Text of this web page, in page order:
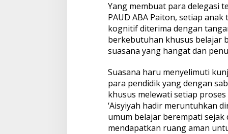
Yang membuat para delegasi
PAUD ABA Paiton, setiap
kognitif diterima dengan
berkebutuhan khusus belajar
suasana yang hangat dan
Suasana haru menyelimuti
para pendidik yang dengan
khusus melewati setiap
‘Aisyiyah hadir meruntuhkan
umum belajar berempati
mendapatkan ruang aman